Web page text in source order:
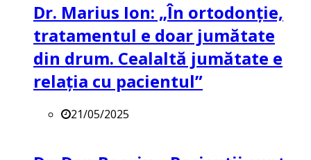
Dr. Marius Ion: „În ortodonție,
tratamentul e doar jumătate
din drum. Cealaltă jumătate e
relația cu pacientul”
21/05/2025